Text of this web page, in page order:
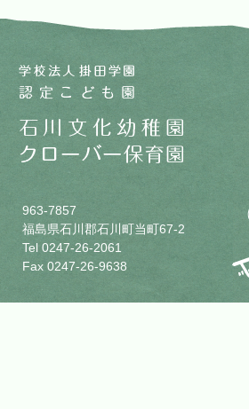
963-7857
福島県石川郡石川町当町67-2
Tel 0247-26-2061
Fax 0247-26-9638